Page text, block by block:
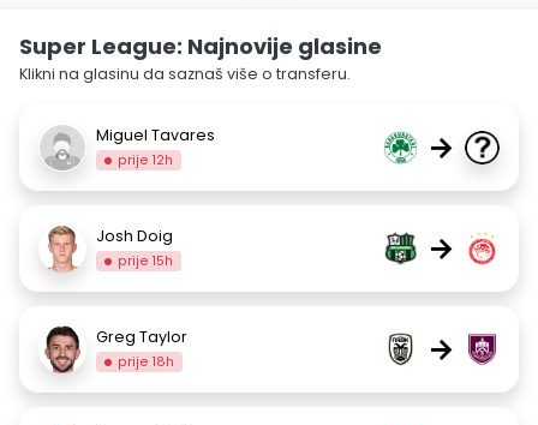
Super League: Najnovije glasine
Klikni na glasinu da saznaš više o transferu.
Miguel Tavares
prije 12h →
Josh Doig
prije 15h →
Greg Taylor
prije 18h →